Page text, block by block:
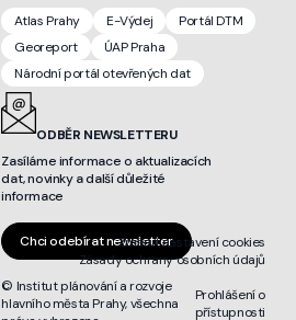
Atlas Prahy E-Výdej
Portál DTM
Georeport
ÚAP Praha
Národní portál otevřených dat
ODBĚR NEWSLETTERU
Zasíláme informace o aktualizacích
dat, novinky a další důležité
informace
Chci odebírat newsletterZměnit nastavení cookies
Zásady ochrany osobních údajů
© Institut plánování a rozvoje
hlavního města Prahy, všechna
Prohlášení o
přístupnosti